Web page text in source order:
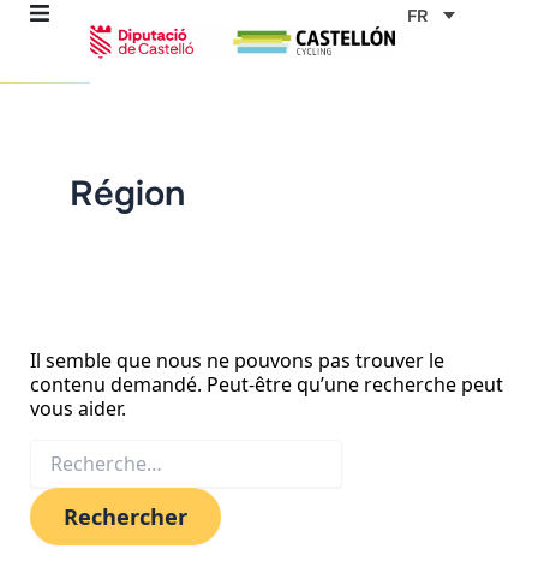
Aller
FR
Région
Il semble que nous ne pouvons pas trouver le
contenu demandé. Peut-être qu’une recherche peut
vous aider.
Rechercher :